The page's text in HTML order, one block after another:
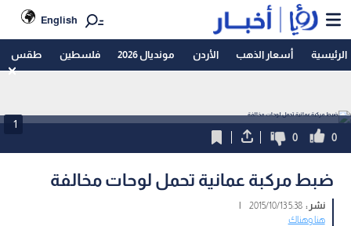
English
الرئيسية أسعار الذهب الأردن مونديال 2026 فلسطين طقس
1
0
0
ضبط مركبة عمانية تحمل لوحات مخالفة
نشر :5:38 2015/10/13
|
هنا وهناك